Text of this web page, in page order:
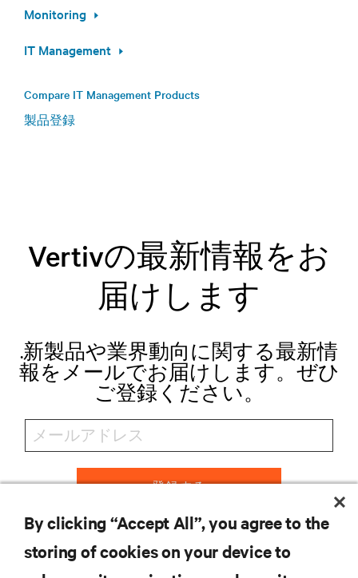
Monitoring
IT Management
Compare IT Management Products
製品登録
Vertivの最新情報をお
届けします
.新製品や業界動向に関する最新情
報をメールでお届けします。ぜひ
ご登録ください。
登録する
By clicking “Accept All”, you agree to the
storing of cookies on your device to